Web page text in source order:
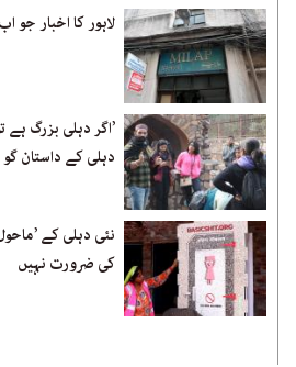
لاہور کا اخبار جو
’اگر دہلی بزرگ
دہلی کے داستان گو
نئی دہلی کے
کی ضرورت نہیں